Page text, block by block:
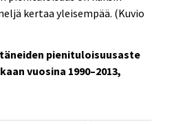
kertaa yleisempää. (Kuvio
pienituloisuusaste
vuosina 1990–2013,